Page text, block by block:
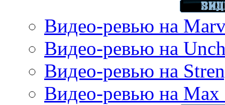
Видео-ревью на
Видео-ревью на
Видео-ревью на
Видео-ревью на Max